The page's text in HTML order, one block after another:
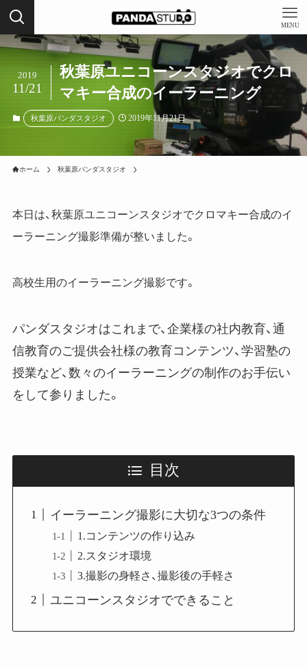
MENU
秋葉原ユニコーンスタジオでクロ
マキー合成のイーラーニング
2019
11/21
秋葉原パンダスタジオ 2019年11月21日
ホーム 秋葉原パンダスタジオ
本日は、秋葉原ユニコーンスタジオでクロマキー合成のイ
ーラーニング撮影準備が整いました。
高校生用のイーラーニング撮影です。
パンダスタジオはこれまで、企業様の社内教育、通
信教育のご提供会社様の教育コンテンツ、学習塾の
授業など、数々のイーラーニングの制作のお手伝い
をして参りました。
目次
イーラーニング撮影に大切な3つの条件
1.コンテンツの作り込み
2.スタジオ環境
3.撮影の身軽さ、撮影後の手軽さ
ユニコーンスタジオでできること